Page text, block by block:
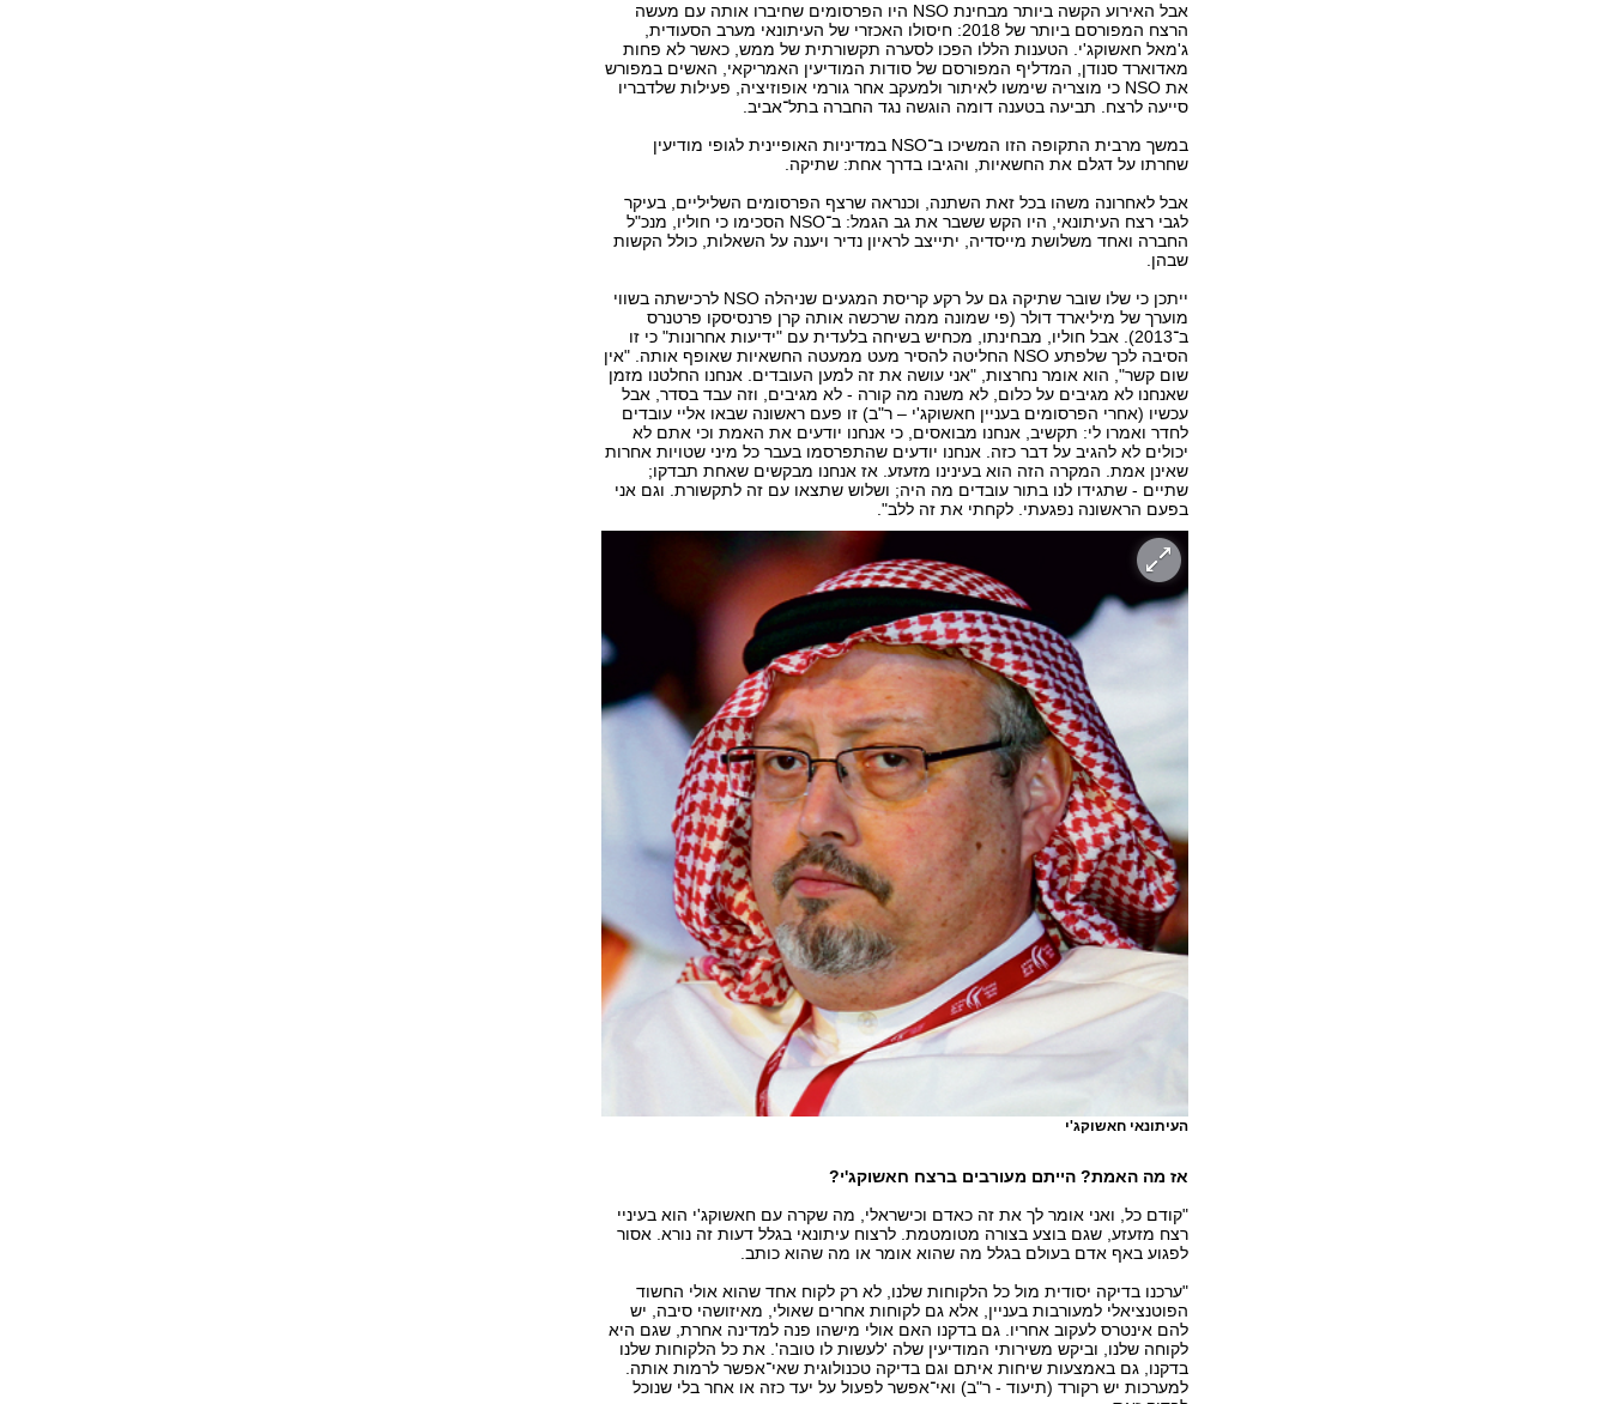
אבל האירוע הקשה ביותר מבחינת NSO היו הפרסומים שחיברו אותה עם מעשה
הרצח המפורסם ביותר של 2018: חיסולו האכזרי של העיתונאי מערב הסעודית,
ג'מאל חאשוקג'י. הטענות הללו הפכו לסערה תקשורתית של ממש, כאשר לא פחות
מאדוארד סנודן, המדליף המפורסם של סודות המודיעין האמריקאי, האשים במפורש
את NSO כי מוצריה שימשו לאיתור ולמעקב אחר גורמי אופוזיציה, פעילות שלדבריו
סייעה לרצח. תביעה בטענה דומה הוגשה נגד החברה בתל־אביב.
במשך מרבית התקופה הזו המשיכו ב־NSO במדיניות האופיינית לגופי מודיעין
שחרתו על דגלם את החשאיות, והגיבו בדרך אחת: שתיקה.
אבל לאחרונה משהו בכל זאת השתנה, וכנראה שרצף הפרסומים השליליים, בעיקר
לגבי רצח העיתונאי, היו הקש ששבר את גב הגמל: ב־NSO הסכימו כי חוליו, מנכ"ל
החברה ואחד משלושת מייסדיה, יתייצב לראיון נדיר ויענה על השאלות, כולל הקשות
שבהן.
ייתכן כי שלו שובר שתיקה גם על רקע קריסת המגעים שניהלה NSO לרכישתה בשווי
מוערך של מיליארד דולר (פי שמונה ממה שרכשה אותה קרן פרנסיסקו פרטנרס
ב־2013). אבל חוליו, מבחינתו, מכחיש בשיחה בלעדית עם "ידיעות אחרונות" כי זו
הסיבה לכך שלפתע NSO החליטה להסיר מעט ממעטה החשאיות שאופף אותה. "אין
שום קשר", הוא אומר נחרצות, "אני עושה את זה למען העובדים. אנחנו החלטנו מזמן
שאנחנו לא מגיבים על כלום, לא משנה מה קורה - לא מגיבים, וזה עבד בסדר, אבל
עכשיו (אחרי הפרסומים בעניין חאשוקג'י – ר"ב) זו פעם ראשונה שבאו אליי עובדים
לחדר ואמרו לי: תקשיב, אנחנו מבואסים, כי אנחנו יודעים את האמת וכי אתם לא
יכולים לא להגיב על דבר כזה. אנחנו יודעים שהתפרסמו בעבר כל מיני שטויות אחרות
שאינן אמת. המקרה הזה הוא בעינינו מזעזע. אז אנחנו מבקשים שאחת תבדקו;
שתיים - שתגידו לנו בתור עובדים מה היה; ושלוש שתצאו עם זה לתקשורת. וגם אני
בפעם הראשונה נפגעתי. לקחתי את זה ללב".
העיתונאי חאשוקג'י
אז מה האמת? הייתם מעורבים ברצח חאשוקג'י?
"קודם כל, ואני אומר לך את זה כאדם וכישראלי, מה שקרה עם חאשוקג'י הוא בעיניי
רצח מזעזע, שגם בוצע בצורה מטומטמת. לרצוח עיתונאי בגלל דעות זה נורא. אסור
לפגוע באף אדם בעולם בגלל מה שהוא אומר או מה שהוא כותב.
"ערכנו בדיקה יסודית מול כל הלקוחות שלנו, לא רק לקוח אחד שהוא אולי החשוד
הפוטנציאלי למעורבות בעניין, אלא גם לקוחות אחרים שאולי, מאיזושהי סיבה, יש
להם אינטרס לעקוב אחריו. גם בדקנו האם אולי מישהו פנה למדינה אחרת, שגם היא
לקוחה שלנו, וביקש משירותי המודיעין שלה 'לעשות לו טובה'. את כל הלקוחות שלנו
בדקנו, גם באמצעות שיחות איתם וגם בדיקה טכנולוגית שאי־אפשר לרמות אותה.
למערכות יש רקורד (תיעוד - ר"ב) ואי־אפשר לפעול על יעד כזה או אחר בלי שנוכל